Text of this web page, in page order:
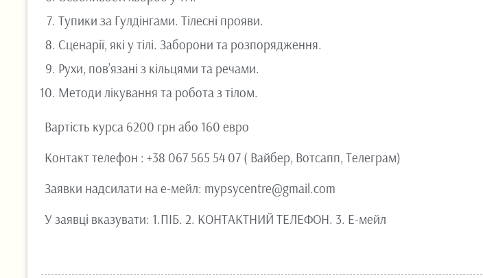
Тупики за Гулдінгами. Тілесні прояви.
Сценарії, які у тілі. Заборони та розпорядження.
Рухи, пов’язані з кільцями та речами.
Методи лікування та робота з тілом.
Вартість курса 6200 грн або 160 евро
Контакт телефон : +38 067 565 54 07 ( Вайбер, Вотсапп, Телеграм)
Заявки надсилати на е-мейл: mypsycentre@gmail.com
У заявці вказувати: 1.ПІБ. 2. КОНТАКТНИЙ ТЕЛЕФОН. 3. Е-мейл